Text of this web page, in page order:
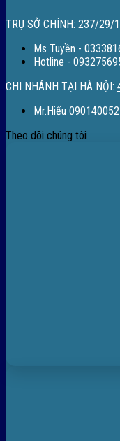
TRỤ SỞ CHÍNH: 237/29/
Ms Tuyền -
Hotline -
CHI NHÁNH TẠI HÀ NỘI:
Mr.Hiếu
Theo dõi chúng tôi